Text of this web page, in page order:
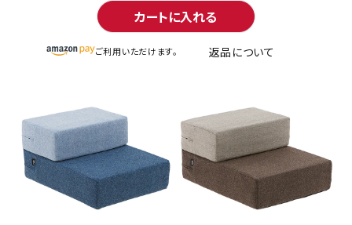
カートに入れる
ご利用いただけます。 返品について